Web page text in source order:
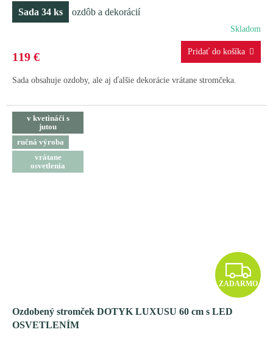
R
M
Sada 34 ks ozdôb a dekorácií
Skladom
119 €
Sada obsahuje ozdoby, ale aj ďalšie dekorácie vrátane stromčeka.
v kvetináči s
jutou
ručná výroba
vrátane
osvetlenia
Z
A
ZADARMO
Ozdobený stromček DOTYK LUXUSU 60 cm s LED
OSVETLENÍM